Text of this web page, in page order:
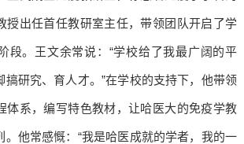
授出任首任教研室主任，带领团队开启了学
段。王文余常说：“学校给了我最广阔的平
搞研究、育人才。”在学校的支持下，他带领
体系，编写特色教材，让哈医大的免疫学教
。他常感慨：“我是哈医成就的学者，我的一